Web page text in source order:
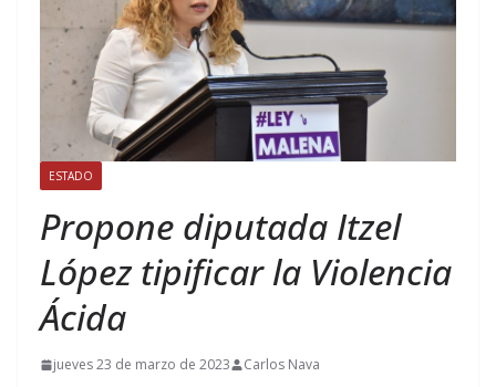
ESTADO
Propone diputada Itzel
López tipificar la Violencia
Ácida
jueves 23 de marzo de 2023 Carlos Nava